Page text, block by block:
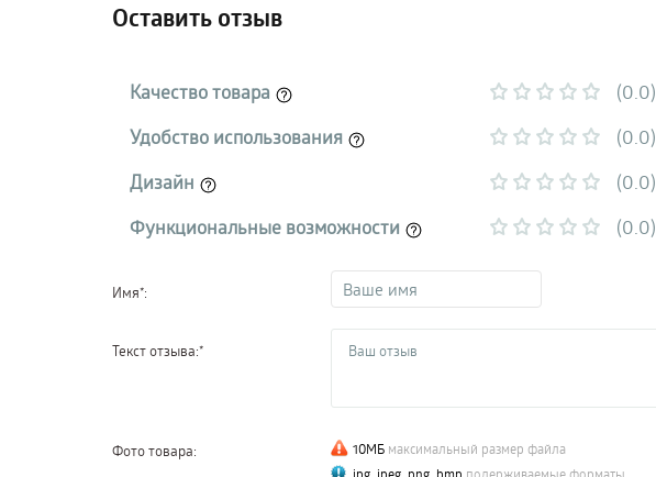
Оставить отзыв
Качество товара
(0.0)
Удобство использования
(0.0)
Дизайн
(0.0)
Функциональные возможности
(0.0)
Имя*:
Текст отзыва:*
Фото товара: 10МБ максимальный размер файла